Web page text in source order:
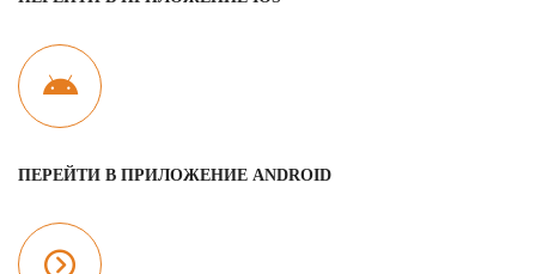
ПЕРЕЙТИ В ПРИЛОЖЕНИЕ ANDROID